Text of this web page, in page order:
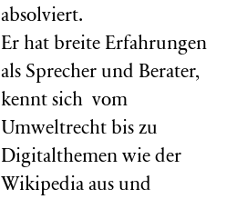
absolviert.
Er hat breite Erfahrungen
als Sprecher und Berater,
kennt sich vom
Umweltrecht bis zu
Digitalthemen wie der
Wikipedia aus und